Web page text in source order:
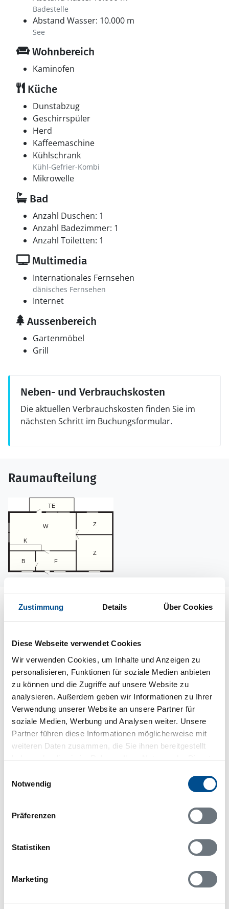
Zustimmung Details Über Cookies
Diese Webseite verwendet Cookies
Wir verwenden Cookies, um Inhalte und Anzeigen zu
personalisieren, Funktionen für soziale Medien anbieten
zu können und die Zugriffe auf unsere Website zu
analysieren. Außerdem geben wir Informationen zu Ihrer
Verwendung unserer Website an unsere Partner für
soziale Medien, Werbung und Analysen weiter. Unsere
Partner führen diese Informationen möglicherweise mit
weiteren Daten zusammen, die Sie ihnen bereitgestellt
haben oder die sie im Rahmen Ihrer Nutzung der Dienste
Notwendig
Präferenzen
Statistiken
Marketing
Badestelle
Abstand Wasser: 10.000 m
See
Wohnbereich
Kaminofen
Küche
Dunstabzug
Geschirrspüler
Herd
Kaffeemaschine
Kühlschrank
Kühl-Gefrier-Kombi
Mikrowelle
Bad
Anzahl Duschen: 1
Anzahl Badezimmer: 1
Anzahl Toiletten: 1
Multimedia
Internationales Fernsehen
dänisches Fernsehen
Internet
Aussenbereich
Gartenmöbel
Grill
Neben- und Verbrauchskosten
Die aktuellen Verbrauchskosten finden Sie im
nächsten Schritt im Buchungsformular.
Raumaufteilung
Lageplan
Ferienhaus 10602
Gillersklack 21
Kopparberg
71491 Kopparberg
In Ihrem Browser scheint ein
Skriptblocker/AdBlocker aktiviert zu sein!
verhindert. Um die Funktionen nutzen zu können,
haben, können Sie weiterhin selbst bestimmen,
welche Funktionen genutzt werden sollen.
Belegungskalender